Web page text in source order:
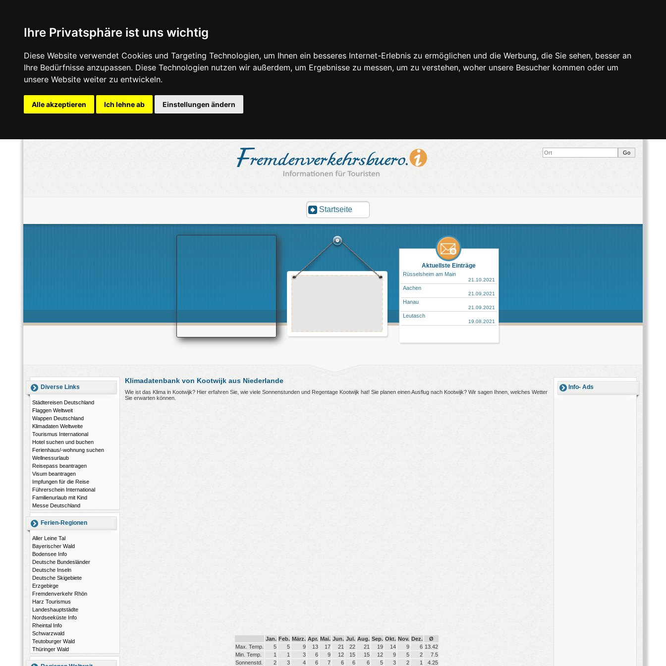
Ihre Privatsphäre ist uns wichtig
Diese Website verwendet Cookies und Targeting Technologien, um Ihnen ein besseres Internet-Erlebnis zu ermöglichen und die Werbung, die Sie sehen, besser an
Ihre Bedürfnisse anzupassen. Diese Technologien nutzen wir außerdem, um Ergebnisse zu messen, um zu verstehen, woher unsere Besucher kommen oder um
unsere Website weiter zu entwickeln.
Alle akzeptieren Ich lehne ab Einstellungen ändern
Startseite
Aktuellste Einträge
Rüsselsheim am Main
21.10.2021
Aachen
21.09.2021
Hanau
21.09.2021
Leutasch
19.08.2021
Diverse Links
Städtereisen Deutschland
Flaggen Weltweit
Wappen Deutschland
Klimadaten Weltweite
Tourismus International
Hotel suchen und buchen
Ferienhaus/-wohnung suchen
Wellnessurlaub
Reisepass beantragen
Visum beantragen
Impfungen für die Reise
Führerschein International
Familienurlaub mit Kind
Messe Deutschland
Ferien-Regionen
Aller Leine Tal
Bayerischer Wald
Bodensee Info
Deutsche Bundesländer
Deutsche Inseln
Deutsche Skigebiete
Erzgebirge
Fremdenverkehr Rhön
Harz Tourismus
Landeshauptstädte
Nordseeküste Info
Rheintal Info
Schwarzwald
Teutoburger Wald
Thüringer Wald
Info- Ads
Klimadatenbank von Kootwijk aus Niederlande
Wie ist das Klima in Kootwijk? Hier erfahren Sie, wie viele Sonnenstunden und Regentage Kootwijk hat! Sie planen einen Ausflug nach Kootwijk? Wir sagen Ihnen, welches Wetter
Sie erwarten können.
Jan. Feb. März. Apr. Mai. Jun. Jul. Aug. Sep. Okt. Nov. Dez.
Ø
Max. Temp.
5 5 9 13 17 21 22 21 19 14 9 6 13.42
Min. Temp.
1 1 3 6 9 12 15 15 12 9 5 2
7.5
Sonnenstd.
2 3 4 6 7 6 6 6 5 3 2 1 4.25